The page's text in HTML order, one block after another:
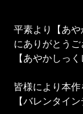
平素より【あ
にありがとうご
【あやかしっ
皆様により本作
【バレンタイ